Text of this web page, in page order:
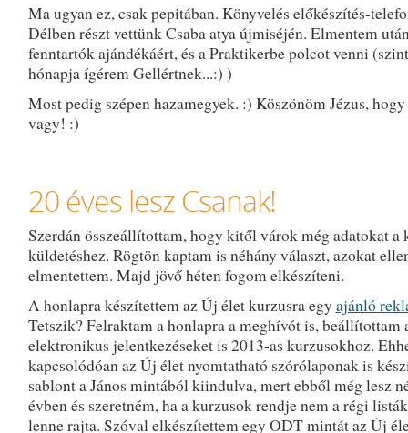
Ma ugyan ez, csak pepitában. Könyvelés előkészítés-
Délben részt vettünk Csaba atya újmiséjén. Elmentem
fenntartók ajándékáért, és a Praktikerbe polcot venni
hónapja ígérem Gellértnek...:) )
Most pedig szépen hazamegyek. :) Köszönöm Jézus,
vagy! :)
20 éves lesz Csanak!
Szerdán összeállítottam, hogy kitől várok még adatokat a
küldetéshez. Rögtön kaptam is néhány választ, azokat
elmentettem. Majd jövő héten fogom elkészíteni.
A honlapra készítettem az Új élet kurzusra egy ajánló
Tetszik? Felraktam a honlapra a meghívót is, beállítottam
elektronikus jelentkezéseket is 2013-as kurzusokhoz.
kapcsolódóan az Új élet nyomtatható szórólaponak is
sablont a János mintából kiindulva, mert ebből még lesz
évben és szeretném, ha a kurzusok rendje nem a régi
lenne rajta. Szóval elkészítettem egy ODT mintát az Új